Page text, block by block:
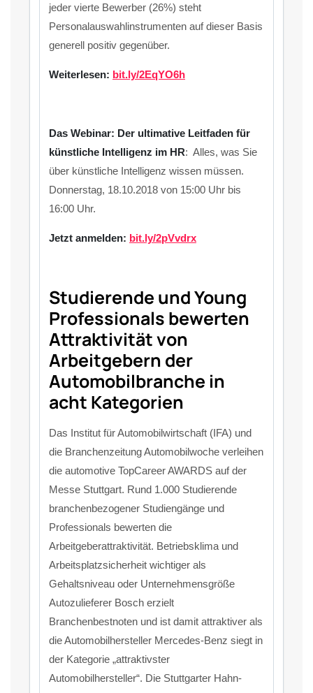
jeder vierte Bewerber (26%) steht
Personalauswahlinstrumenten auf dieser Basis
generell positiv gegenüber.
Weiterlesen: bit.ly/2EqYO6h
Das Webinar: Der ultimative Leitfaden für
künstliche Intelligenz im HR: Alles, was Sie
über künstliche Intelligenz wissen müssen.
Donnerstag, 18.10.2018 von 15:00 Uhr bis
16:00 Uhr.
Jetzt anmelden: bit.ly/2pVvdrx
Studierende und Young
Professionals bewerten
Attraktivität von
Arbeitgebern der
Automobilbranche in
acht Kategorien
Das Institut für Automobilwirtschaft (IFA) und
die Branchenzeitung Automobilwoche verleihen
die automotive TopCareer AWARDS auf der
Messe Stuttgart. Rund 1.000 Studierende
branchenbezogener Studiengänge und
Professionals bewerten die
Arbeitgeberattraktivität. Betriebsklima und
Arbeitsplatzsicherheit wichtiger als
Gehaltsniveau oder Unternehmensgröße
Autozulieferer Bosch erzielt
Branchenbestnoten und ist damit attraktiver als
die Automobilhersteller Mercedes-Benz siegt in
der Kategorie „attraktivster
Automobilhersteller“. Die Stuttgarter Hahn-